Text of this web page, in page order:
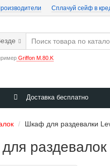
Cплачуй сейф в
Griffon M.80.K
Доставка бесплатно
Шкаф для раздевалки